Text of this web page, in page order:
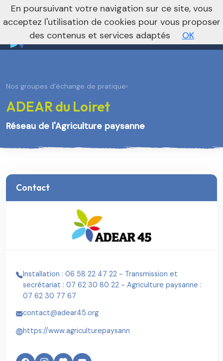
Je m’abonne à la newsletter foncière Vers le site national
nivo_2026: 1
Nos groupes d’échange de pratique›
ADEAR du Loiret
Réseau de l'Agriculture paysanne
Contact
Installation : 06 58 22 47 22 - Transmission et
secrétariat : 07 62 30 80 22 - Agriculture paysanne :
07 62 30 77 67
contact@adear45.org
https://www.agriculturepaysann
En poursuivant votre navigation sur ce site, vous
acceptez l'utilisation de cookies pour vous proposer
des contenus et services adaptés
OK